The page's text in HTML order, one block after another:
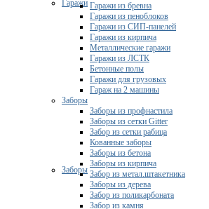
Гаражи
Заборы
Гаражи из бревна
Гаражи из пеноблоков
Гаражи из СИП-панелей
Гаражи из кирпича
Металлические гаражи
Гаражи из ЛСТК
Бетонные полы
Гаражи для грузовых
Гараж на 2 машины
Заборы
Заборы из профнастила
Заборы из сетки Gitter
Забор из сетки рабица
Кованные заборы
Заборы из бетона
Заборы из кирпича
Забор из метал.штакетника
Заборы из дерева
Забор из поликарбоната
Забор из камня